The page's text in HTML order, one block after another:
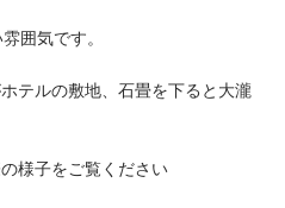
囲気です。
テルの敷地、石畳を下ると大瀧
様子をご覧ください